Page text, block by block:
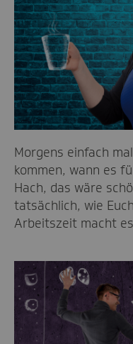
Morgens einfach
kommen, wann es
Hach, das wäre
tatsächlich, wie
Arbeitszeit macht